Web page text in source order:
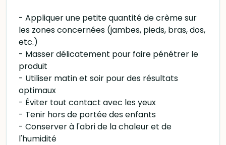
- Appliquer une petite quantité de crème sur
les zones concernées (jambes, pieds, bras, dos,
etc.)
- Masser délicatement pour faire pénétrer le
produit
- Utiliser matin et soir pour des résultats
optimaux
- Éviter tout contact avec les yeux
- Tenir hors de portée des enfants
- Conserver à l'abri de la chaleur et de
l'humidité